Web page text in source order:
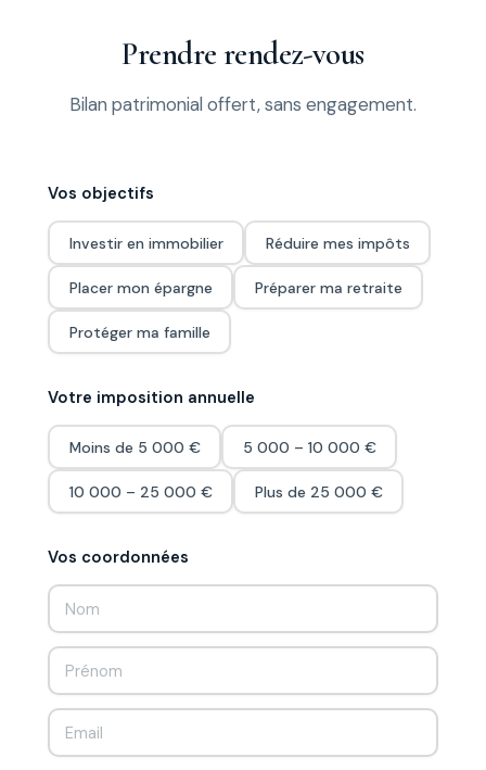
Prendre rendez-vous
Bilan patrimonial offert, sans engagement.
Vos objectifs
Investir en immobilier Réduire mes impôts
Placer mon épargne Préparer ma retraite
Protéger ma famille
Votre imposition annuelle
Moins de 5 000 € 5 000 – 10 000 €
10 000 – 25 000 € Plus de 25 000 €
Vos coordonnées